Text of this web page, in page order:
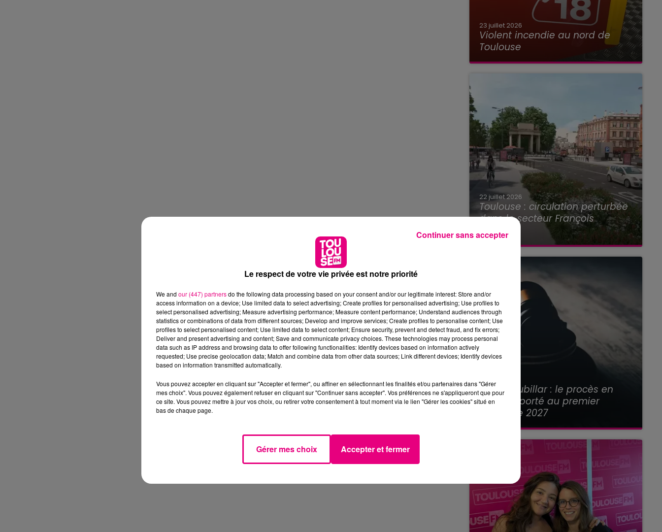
23 juillet 2026
Violent incendie au nord de
Toulouse
22 juillet 2026
Toulouse : circulation perturbée
dans le secteur François
Verdier...
Affaire Jubillar : le procès en
appel reporté au premier
semestre 2027
Le respect de votre vie privée est notre priorité
We and our (447) partnersdo the following data processing based on your consent and/or our legitimate interest: Store and/or
access information on a device; Use limited data to select advertising; Create profiles for personalised advertising; Use profiles to
select personalised advertising; Measure advertising performance; Measure content performance; Understand audiences through
statistics or combinations of data from different sources; Develop and improve services; Create profiles to personalise content; Use
profiles to select personalised content; Use limited data to select content; Ensure security, prevent and detect fraud, and fix errors;
Deliver and present advertising and content; Save and communicate privacy choices. These technologies may process personal
data such as IP address and browsing data to offer following functionalities: Identify devices based on information actively
requested; Use precise geolocation data; Match and combine data from other data sources; Link different devices; Identify devices
based on information transmitted automatically.
Vous pouvez accepter en cliquant sur "Accepter et fermer", ou affiner en sélectionnant les finalités et/ou partenaires dans "Gérer
mes choix". Vous pouvez également refuser en cliquant sur "Continuer sans accepter". Vos préférences ne s'appliqueront que pour
ce site. Vous pouvez mettre à jour vos choix, ou retirer votre consentement à tout moment via le lien "Gérer les cookies" situé en
bas de chaque page.
Gérer mes choix Accepter et fermer
Continuer sans accepter